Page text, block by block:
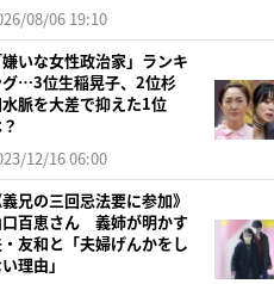
08/06 19:10
嫌いな女性政治家」ランキ
グ…3位生稲晃子、2位杉
脈を大差で抑えた1位
12/16 06:00
義兄の三回忌法要に参加》
口百恵さん 義姉が明かす
友和と「夫婦げんかをし
理由」